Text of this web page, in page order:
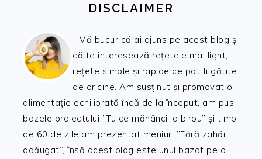
DISCLAIMER
Mă bucur că ai ajuns pe acest blog și
că te interesează rețetele mai light,
rețete simple și rapide ce pot fi gătite
de oricine. Am susținut și promovat o
alimentație echilibrată încă de la început, am pus
bazele proiectului ”Tu ce mănânci la birou” și timp
de 60 de zile am prezentat meniuri ”Fără zahăr
adăugat”, însă acest blog este unul bazat pe o